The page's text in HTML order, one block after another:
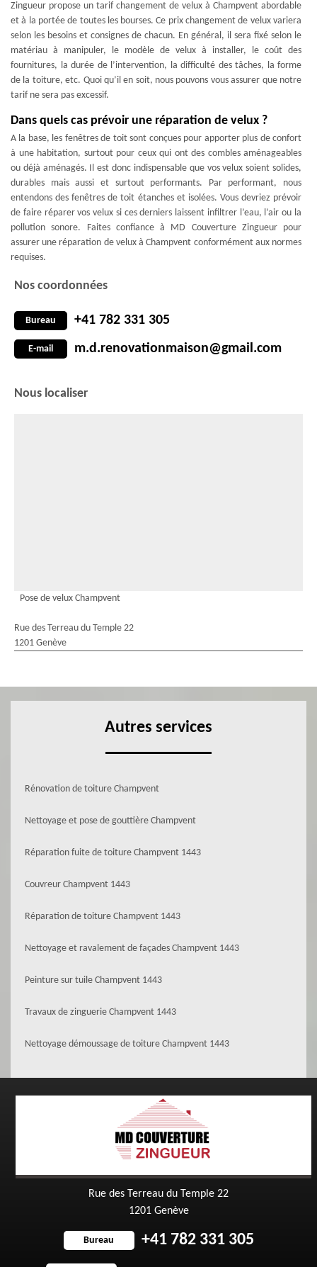
Zingueur propose un tarif changement de velux à Champvent abordable
et à la portée de toutes les bourses. Ce prix changement de velux variera
selon les besoins et consignes de chacun. En général, il sera fixé selon le
matériau à manipuler, le modèle de velux à installer, le coût des
fournitures, la durée de l’intervention, la difficulté des tâches, la forme
de la toiture, etc. Quoi qu’il en soit, nous pouvons vous assurer que notre
tarif ne sera pas excessif.
Dans quels cas prévoir une réparation de velux ?
A la base, les fenêtres de toit sont conçues pour apporter plus de confort
à une habitation, surtout pour ceux qui ont des combles aménageables
ou déjà aménagés. Il est donc indispensable que vos velux soient solides,
durables mais aussi et surtout performants. Par performant, nous
entendons des fenêtres de toit étanches et isolées. Vous devriez prévoir
de faire réparer vos velux si ces derniers laissent infiltrer l’eau, l’air ou la
pollution sonore. Faites confiance à MD Couverture Zingueur pour
assurer une réparation de velux à Champvent conformément aux normes
requises.
Nos coordonnées
Bureau +41 782 331 305
E-mail m.d.renovationmaison@gmail.com
Nous localiser
Pose de velux Champvent
Rue des Terreau du Temple 22
1201 Genève
Autres services
Rénovation de toiture Champvent
Nettoyage et pose de gouttière Champvent
Réparation fuite de toiture Champvent 1443
Couvreur Champvent 1443
Réparation de toiture Champvent 1443
Nettoyage et ravalement de façades Champvent 1443
Peinture sur tuile Champvent 1443
Travaux de zinguerie Champvent 1443
Nettoyage démoussage de toiture Champvent 1443
Rue des Terreau du Temple 22
1201 Genève
Bureau +41 782 331 305